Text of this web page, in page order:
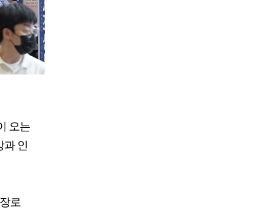
오는
인
로